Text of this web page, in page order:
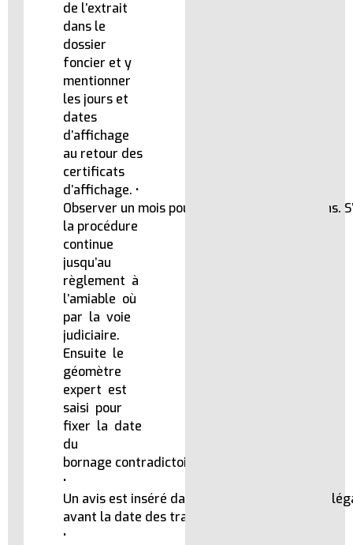
de l’extrait
dans le
dossier
foncier et y
mentionner
les jours et
dates
d’affichage
au retour des
certificats
d’affichage. •
Observer un mois pour recevoir les oppositions.
la procédure
continue
jusqu’au
règlement à
l’amiable où
par la voie
judiciaire.
Ensuite le
géomètre
expert est
saisi pour
fixer la date
du
bornage contradictoire.
•
Un avis est inséré dans un journal d’annonces
avant la date des travaux sur le terrain.
•